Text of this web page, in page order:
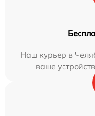
Наш курьер в
ваше